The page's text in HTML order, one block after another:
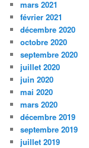
mars 2021
février 2021
décembre 2020
octobre 2020
septembre 2020
juillet 2020
juin 2020
mai 2020
mars 2020
décembre 2019
septembre 2019
juillet 2019